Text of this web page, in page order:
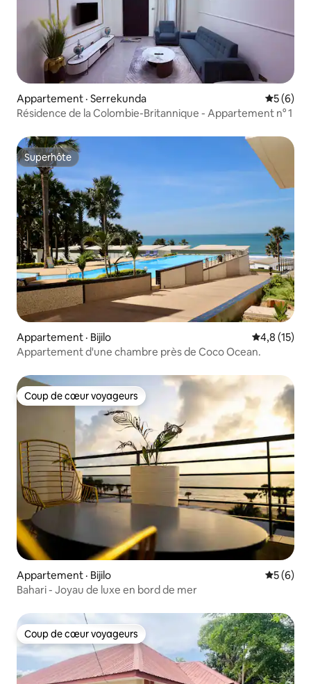
Appartement · Serrekunda Note
5 (6)
Résidence de la Colombie-Britannique - Appartement n° 1
Superhôte
Superhôte
Appartement · Bijilo Note
4,8 (15)
Appartement d'une chambre près de Coco Ocean.
Coup de cœur voyageurs
Coup de cœur voyageurs
Appartement · Bijilo Note
5 (6)
Bahari - Joyau de luxe en bord de mer
Coup de cœur voyageurs
Coup de cœur voyageurs